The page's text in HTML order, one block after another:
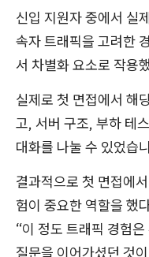
신입 지원자 중에서 실
속자 트래픽을 고려한
서 차별화 요소로 작용
실제로 첫 면접에서 해
고, 서버 구조, 부하 테
대화를 나눌 수 있었습
결과적으로 첫 면접에
험이 중요한 역할을 했
“이 정도 트래픽 경험
질문을 이어가셨던 것